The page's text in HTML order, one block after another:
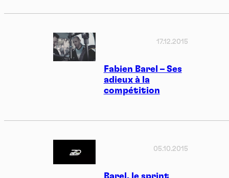
Fabien Barel – Ses
adieux à la
compétition
17.12.2015
05.10.2015